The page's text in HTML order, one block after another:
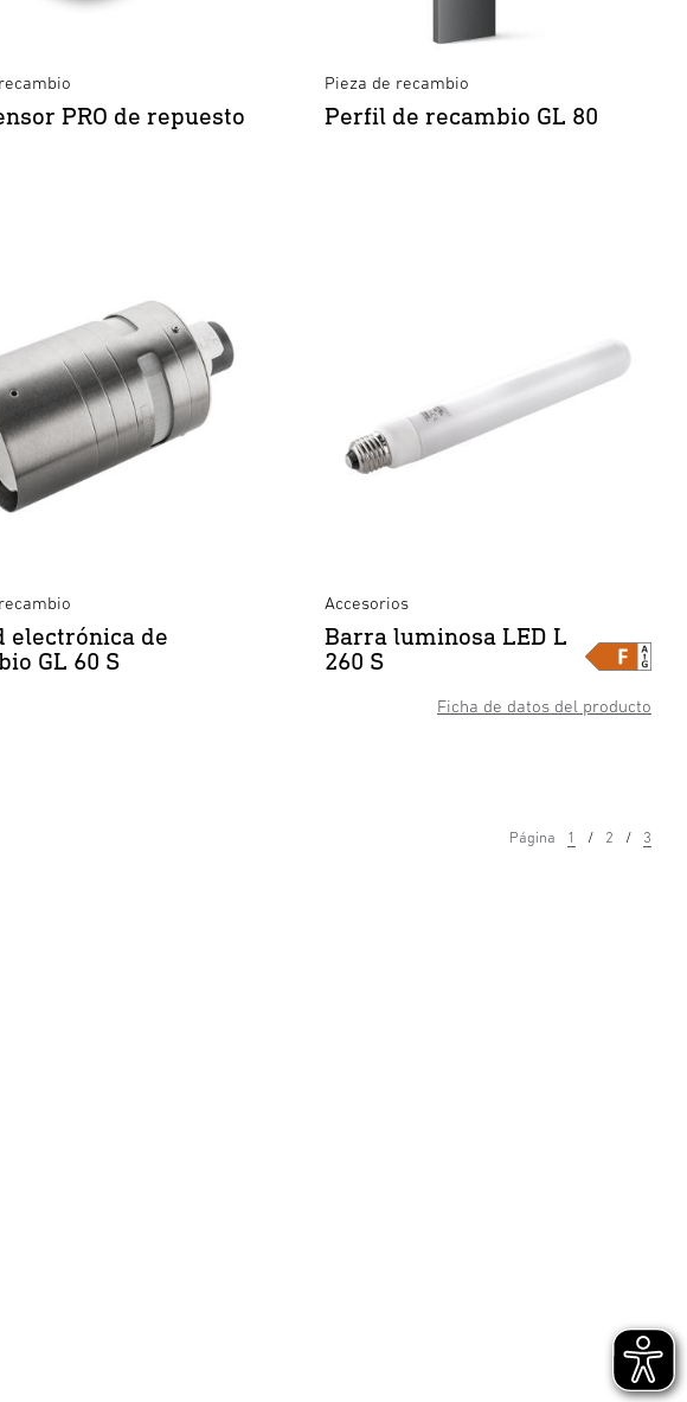
PRO de repuesto
Pieza de recambio
Perfil de recambio GL 80
S
electrónica de
GL 60 S
S
Ficha de datos del producto
Accesorios
Barra luminosa LED L
260 S
Página 1 2 3